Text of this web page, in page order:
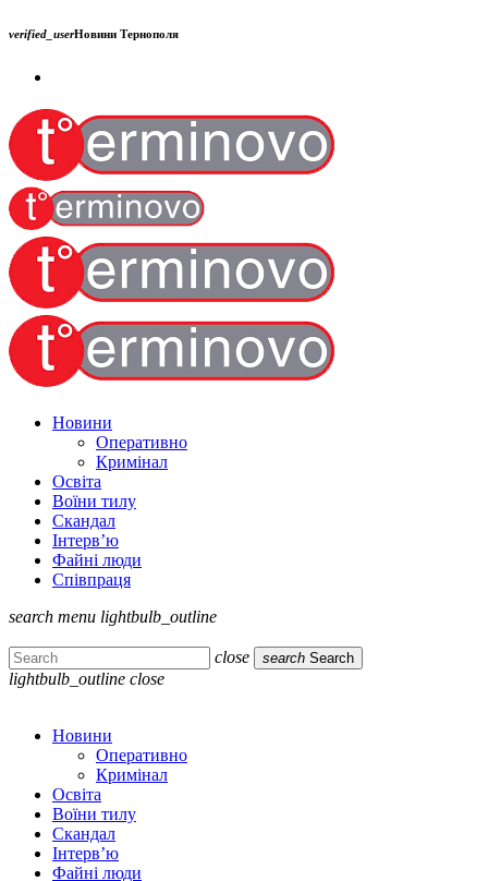
verified_userНовини Тернополя
Новини
Оперативно
Кримінал
Освіта
Воїни тилу
Скандал
Інтерв’ю
Файні люди
Співпраця
search menu lightbulb_outline
close search Search
lightbulb_outline close
Новини
Оперативно
Кримінал
Освіта
Воїни тилу
Скандал
Інтерв’ю
Файні люди